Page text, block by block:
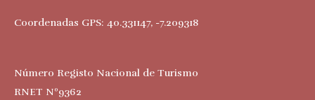
Coordenadas GPS: 40.331147, -7.209318
Número Registo Nacional de Turismo
RNET Nº9362